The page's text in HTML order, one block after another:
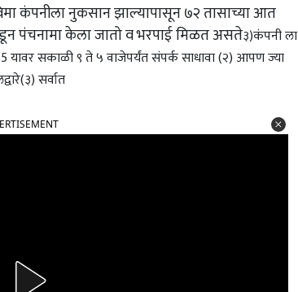
कंपनीला नुकसान झाल्यापासून ७२ तासाच्या आत
पंचनामा केला जातो व भरपाई मिळत असते३)कंपनी ला
यावर सकाळी ९ ते ५ वाजेपर्यंत संपर्क साधावा (२) आपण ज्या
सर्वात